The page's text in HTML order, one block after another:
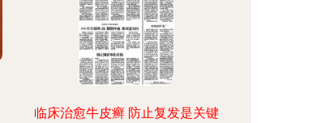
临床治愈牛皮癣 防止复发是关键